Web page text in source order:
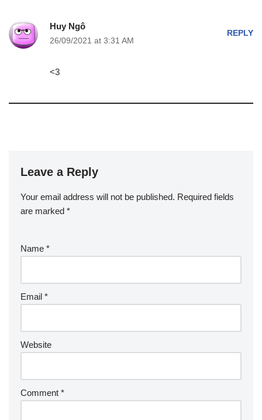
Huy Ngô
26/09/2021 at 3:31 AM
REPLY
<3
Leave a Reply
Your email address will not be published. Required fields
are marked *
Name *
Email *
Website
Comment *